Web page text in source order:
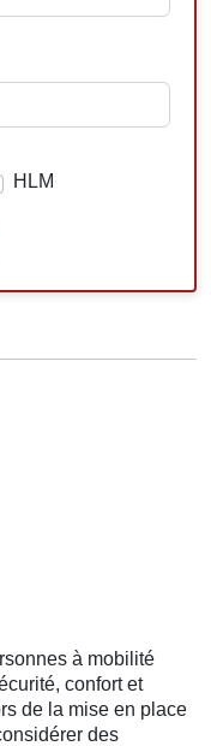
HLM
à mobilité
confort et
de la mise en place
des